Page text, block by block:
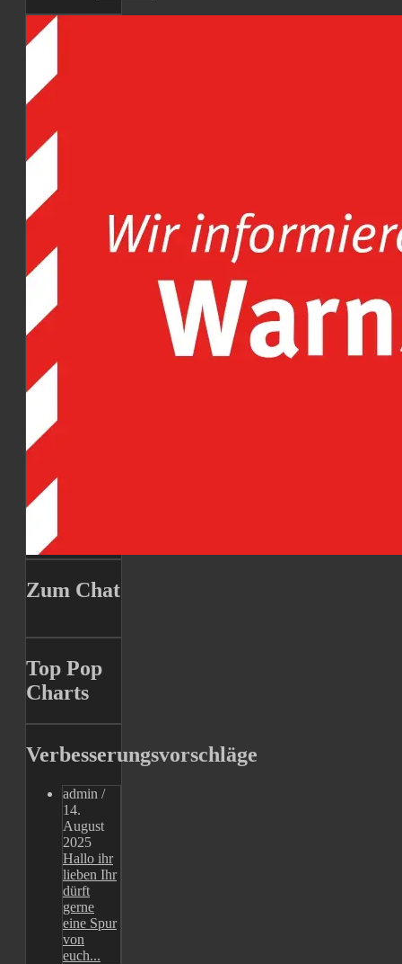
Zum Chat
Top Pop
Charts
Verbesserungsvorschläge
admin /
14.
August
2025
Hallo ihr
lieben Ihr
dürft
gerne
eine Spur
von
euch...